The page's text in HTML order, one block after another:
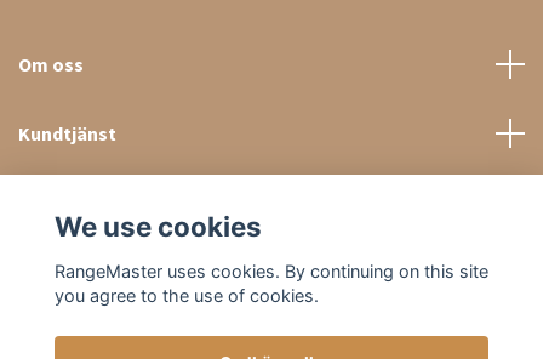
Om oss
Kundtjänst
We use cookies
RangeMaster uses cookies. By continuing on this site
you agree to the use of cookies.